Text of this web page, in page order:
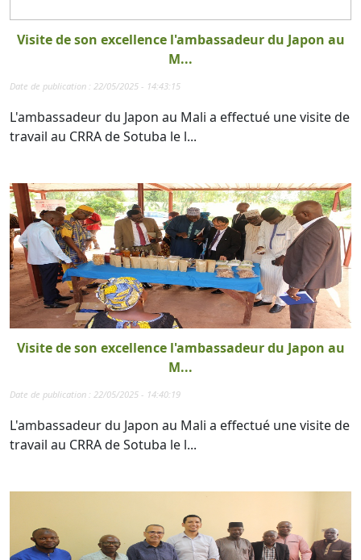
Visite de son excellence l'ambassadeur du Japon au
M...
Date de publication : 22/05/2025 - 14:43:15
L'ambassadeur du Japon au Mali a effectué une visite de
travail au CRRA de Sotuba le l...
Visite de son excellence l'ambassadeur du Japon au
M...
Date de publication : 22/05/2025 - 14:40:19
L'ambassadeur du Japon au Mali a effectué une visite de
travail au CRRA de Sotuba le l...